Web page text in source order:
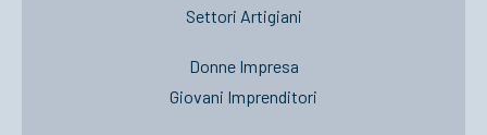
Settori Artigiani
Donne Impresa
Giovani Imprenditori